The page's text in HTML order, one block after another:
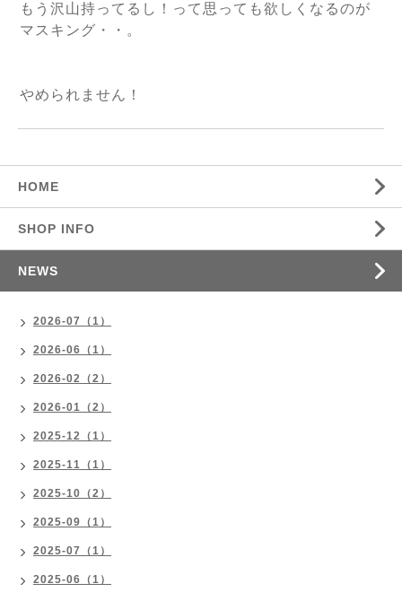
もう沢山持ってるし！って思っても欲しくなるのが
マスキング・・。
やめられません！
HOME
SHOP INFO
NEWS
2026-07（1）
2026-06（1）
2026-02（2）
2026-01（2）
2025-12（1）
2025-11（1）
2025-10（2）
2025-09（1）
2025-07（1）
2025-06（1）